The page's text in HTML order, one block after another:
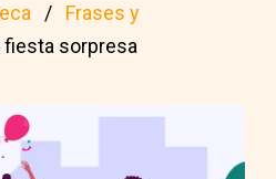
Frases y
fiesta sorpresa